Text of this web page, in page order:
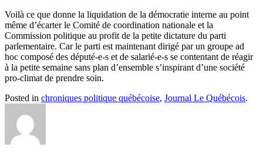
Voilà ce que donne la liquidation de la démocratie interne au point
même d’écarter le Comité de coordination nationale et la
Commission politique au profit de la petite dictature du parti
parlementaire. Car le parti est maintenant dirigé par un groupe ad
hoc composé des député-e-s et de salarié-e-s se contentant de réagir
à la petite semaine sans plan d’ensemble s’inspirant d’une société
pro-climat de prendre soin.
Posted in chroniques politique québécoise, Journal Le Québécois.